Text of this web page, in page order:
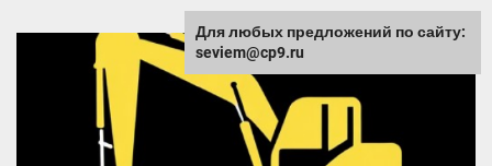
Для любых предложений по сайту:
seviem@cp9.ru